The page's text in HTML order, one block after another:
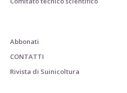
Abbonati
CONTATTI
Rivista di Suinicoltura